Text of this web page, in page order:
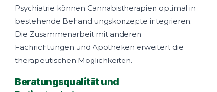
Psychiatrie können Cannabistherapien optimal in
bestehende Behandlungskonzepte integrieren.
Die Zusammenarbeit mit anderen
Fachrichtungen und Apotheken erweitert die
therapeutischen Möglichkeiten.
Beratungsqualität und